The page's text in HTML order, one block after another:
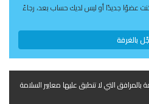
عضوًا جديدًا أو ليس لديك حساب بعد، رجاءً
بالغرفة
التي لا تنطبق عليها معايير السلامة